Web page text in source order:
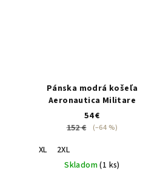
Pánska modrá košeľa
Aeronautica Militare
54 €
152 €
(–64 %)
XL
2XL
Skladom(1 ks)